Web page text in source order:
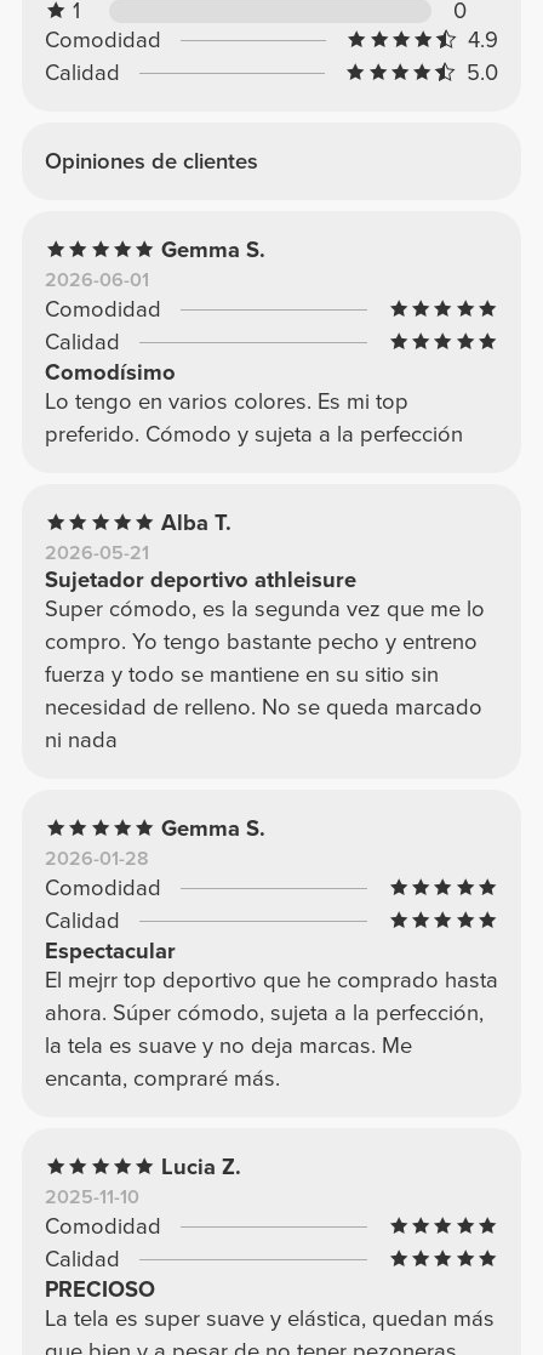
1
0
Comodidad
4.9
Calidad
5.0
Opiniones de clientes
Gemma S.
2026-06-01
Comodidad
Calidad
Comodísimo
Lo tengo en varios colores. Es mi top
preferido. Cómodo y sujeta a la perfección
Alba T.
2026-05-21
Sujetador deportivo athleisure
Super cómodo, es la segunda vez que me lo
compro. Yo tengo bastante pecho y entreno
fuerza y todo se mantiene en su sitio sin
necesidad de relleno. No se queda marcado
ni nada
Gemma S.
2026-01-28
Comodidad
Calidad
Espectacular
El mejrr top deportivo que he comprado hasta
ahora. Súper cómodo, sujeta a la perfección,
la tela es suave y no deja marcas. Me
encanta, compraré más.
Lucia Z.
2025-11-10
Comodidad
Calidad
PRECIOSO
La tela es super suave y elástica, quedan más